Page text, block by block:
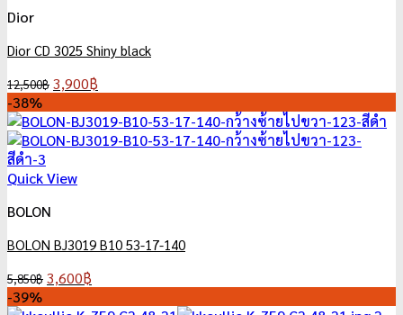
Dior
Dior CD 3025 Shiny black
12,500฿ Original
was:
12,500฿.
3,900฿
is:
3,900฿.
-38%
Quick View
BOLON
BOLON BJ3019 B10 53-17-140
5,850฿ Original
3,600฿
-39%